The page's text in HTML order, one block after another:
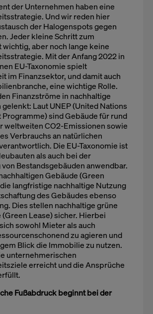
der Unternehmen haben eine
Und wir reden hier
der Halogenspots gegen
Jeder kleine Schritt zum
wichtig, aber noch lange keine
Mit der Anfang 2022 in
EU-Taxonomie spielt
im Finanzsektor, und damit auch
eine wichtige Rolle.
Finanzströme in nachhaltige
Laut UNEP (United Nations
sind Gebäude für rund
weltweiten CO2-Emissionen sowie
Verbrauchs an natürlichen
Die EU-Taxonomie ist
als auch bei der
Bestandsgebäuden anwendbar.
Gebäude (Green
langfristige nachhaltige Nutzung
des Gebäudes ebenso
Dies stellen nachhaltige grüne
Lease) sicher. Hierbei
sowohl Mieter als auch
zu agieren und
Blick die Immobilie zu nutzen.
unternehmerischen
erreicht und die Ansprüche
Fußabdruck beginnt bei der